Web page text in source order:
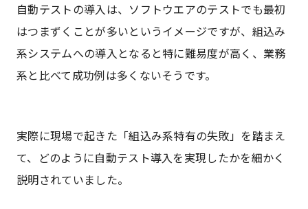
自動テストの導入は、ソフトウエアのテストでも最初
はつまずくことが多いというイメージですが、組込み
系システムへの導入となると特に難易度が高く、業務
系と比べて成功例は多くないそうです。
実際に現場で起きた「組込み系特有の失敗」を踏まえ
て、どのように自動テスト導入を実現したかを細かく
説明されていました。